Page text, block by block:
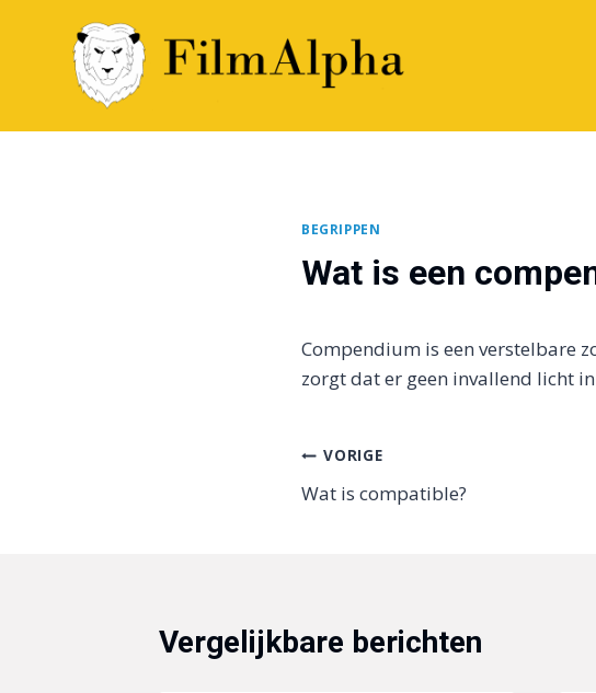
BEGRIPPEN
Wat is een
Compendium is een verstelbare
zorgt dat er geen invallend licht
Bericht
navigatie
VORIGE
Wat is compatible?
Vergelijkbare berichten